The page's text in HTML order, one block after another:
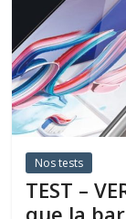
Nos tests
TEST –